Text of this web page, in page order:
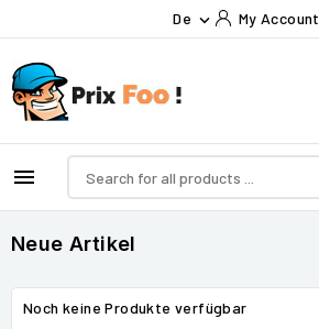
De  My Account

Neue Artikel
Noch keine Produkte verfügbar